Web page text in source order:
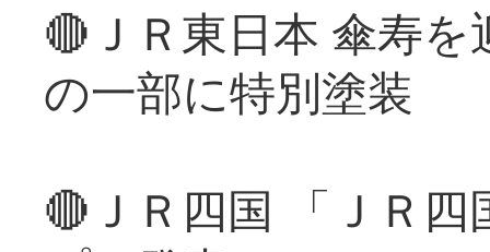
🔴ＪＲ東日本 傘寿
の一部に特別塗装
🔴ＪＲ四国 「ＪＲ